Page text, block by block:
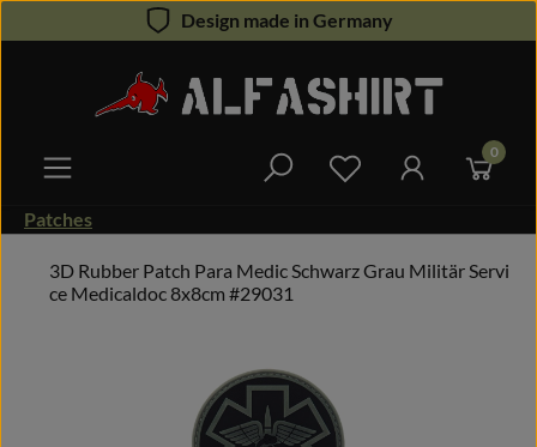
Zum Hauptinhalt springenDesign made in Germany
Du hast 0 0
Patches
3D Rubber Patch Para Medic Schwarz Grau Militär Servi
ce Medicaldoc 8x8cm #29031